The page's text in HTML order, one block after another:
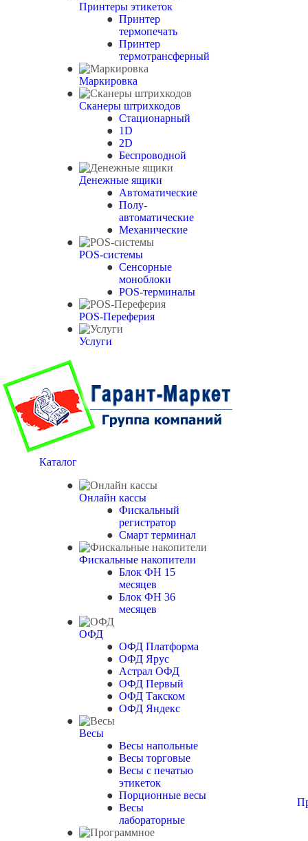
Принтеры этикеток
Принтер
термопечать
Принтер
термотрансферный
Маркировка
Сканеры штрихкодов
Стационарный
1D
2D
Беспроводной
Денежные ящики
Автоматические
Полу-
автоматические
Механические
POS-системы
Сенсорные
моноблоки
POS-терминалы
POS-Переферия
Услуги
Каталог
Онлайн кассы
Фискальный
регистратор
Смарт терминал
Фискальные накопители
Блок ФН 15
месяцев
Блок ФН 36
месяцев
ОФД
ОФД Платформа
ОФД Ярус
Астрал ОФД
ОФД Первый
ОФД Такском
ОФД Яндекс
Весы
Весы напольные
Весы торговые
Весы с печатью
этикеток
Порционные весы
Весы
лабораторные